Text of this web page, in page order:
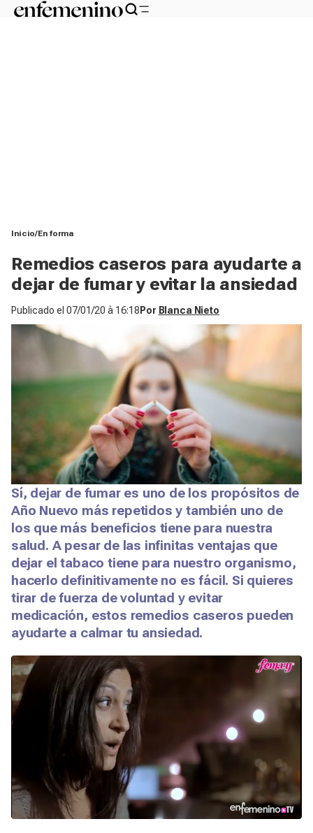
Inicio En forma
Remedios caseros para ayudarte a
dejar de fumar y evitar la ansiedad
Publicado el 07/01/20 à 16:18 Por Blanca Nieto
Sí, dejar de fumar es uno de los propósitos de
Año Nuevo más repetidos y también uno de
los que más beneficios tiene para nuestra
salud. A pesar de las infinitas ventajas que
dejar el tabaco tiene para nuestro organismo,
hacerlo definitivamente no es fácil. Si quieres
tirar de fuerza de voluntad y evitar
medicación, estos remedios caseros pueden
ayudarte a calmar tu ansiedad.